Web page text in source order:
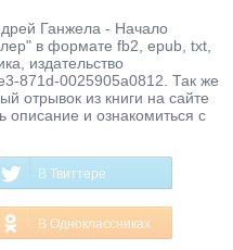
Ганжела - Начало
в формате fb2, epub, txt,
издательство
871d-0025905a0812. Так же
отрывок из книги на сайте
описание и ознакомиться с
В Твиттере
В Одноклассниках